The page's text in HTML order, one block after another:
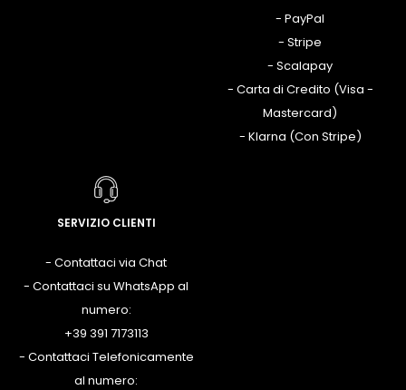
- PayPal
- Stripe
- Scalapay
- Carta di Credito (Visa -
Mastercard)
- Klarna (Con Stripe)
SERVIZIO CLIENTI
- Contattaci via Chat
- Contattaci su WhatsApp al
numero:
+39 391 7173113
- Contattaci Telefonicamente
al numero: